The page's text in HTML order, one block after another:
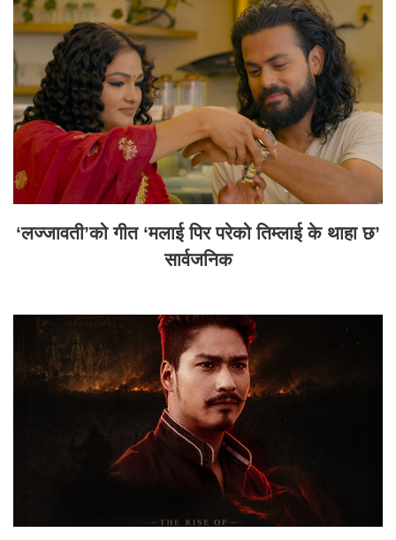
‘लज्जावती’को गीत ‘मलाई पिर परेको तिम्लाई के थाहा छ’
सार्वजनिक